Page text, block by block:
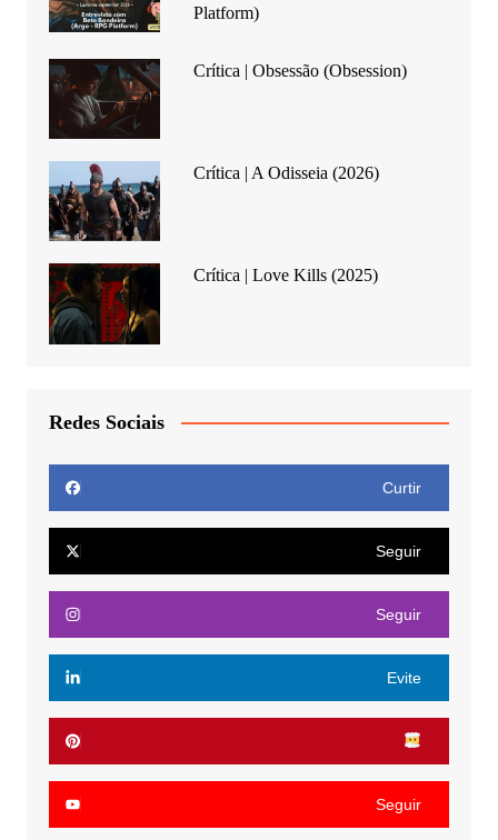
Platform)
Crítica | Obsessão (Obsession)
Crítica | A Odisseia (2026)
Crítica | Love Kills (2025)
Redes Sociais
Curtir
Seguir
Seguir
Evite
Seguir